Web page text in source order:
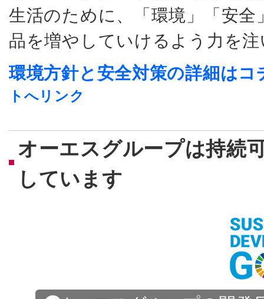
生活のために、「環境」「安
品を増やしていけるよう力を
環境方針と安全対策の詳細は
トへリンク
オーエスグループは持続
しています